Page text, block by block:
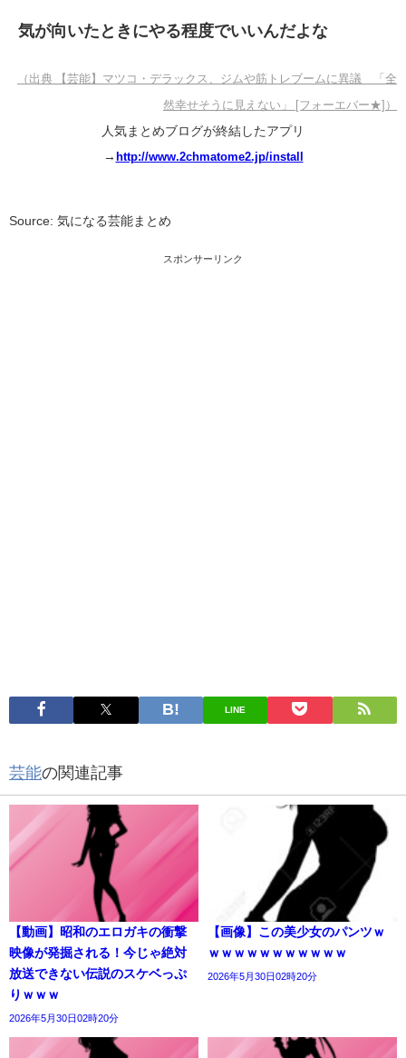
気が向いたときにやる程度でいいんだよな
（出典 【芸能】マツコ・デラックス、ジムや筋トレブームに異議 「全
然幸せそうに見えない」 [フォーエバー★]）
人気まとめブログが終結したアプリ
→ http://www.2chmatome2.jp/install
Source: 気になる芸能まとめ
スポンサーリンク
LINE
芸能の関連記事
【動画】昭和のエロガキの衝撃
映像が発掘される！今じゃ絶対
放送できない伝説のスケベっぷ
りｗｗｗ
2026年5月30日02時20分
【画像】この美少女のパンツｗ
ｗｗｗｗｗｗｗｗｗｗｗ
2026年5月30日02時20分